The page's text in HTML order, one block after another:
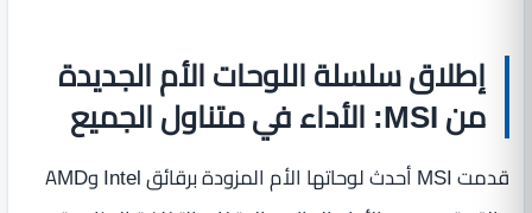
إطلاق سلسلة اللوحات الأم الجديدة
من MSI: الأداء في متناول الجميع
قدمت MSI أحدث لوحاتها الأم المزودة برقائق Intel وAMD